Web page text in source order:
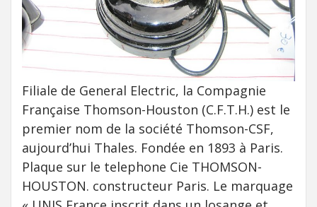
Filiale de General Electric, la Compagnie
Française Thomson-Houston (C.F.T.H.) est le
premier nom de la société Thomson-CSF,
aujourd’hui Thales. Fondée en 1893 à Paris.
Plaque sur le telephone Cie THOMSON-
HOUSTON. constructeur Paris. Le marquage